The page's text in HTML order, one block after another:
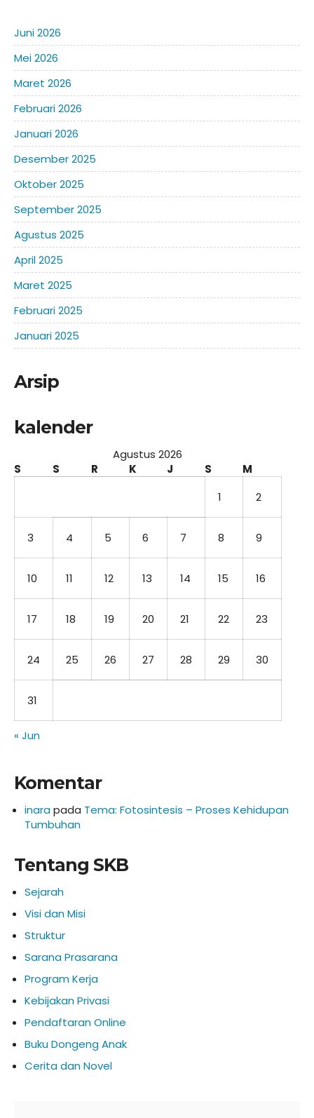
Juni 2026
Mei 2026
Maret 2026
Februari 2026
Januari 2026
Desember 2025
Oktober 2025
September 2025
Agustus 2025
April 2025
Maret 2025
Februari 2025
Januari 2025
Arsip
kalender
Agustus 2026
S
S R K J S
M
1
2
3 4 5 6 7 8 9
10 11 12 13 14 15 16
17 18 19 20 21 22 23
24 25 26 27 28 29 30
31
« Jun
Komentar
inara pada Tema: Fotosintesis – Proses Kehidupan
Tumbuhan
Tentang SKB
Sejarah
Visi dan Misi
Struktur
Sarana Prasarana
Program Kerja
Kebijakan Privasi
Pendaftaran Online
Buku Dongeng Anak
Cerita dan Novel